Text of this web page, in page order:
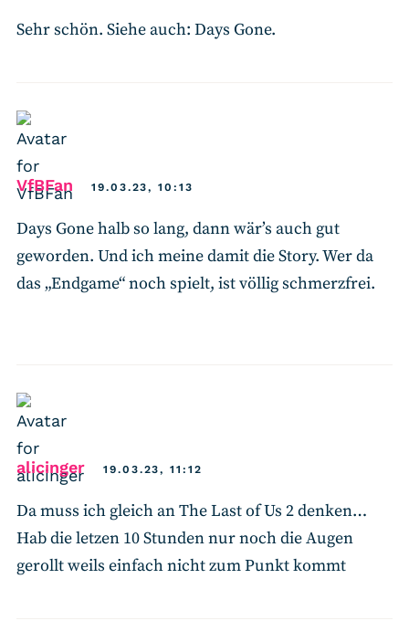
Sehr schön. Siehe auch: Days Gone.
VfBFan says:
19.03.23, 10:13
Days Gone halb so lang, dann wär’s auch gut
geworden. Und ich meine damit die Story. Wer da
das „Endgame“ noch spielt, ist völlig schmerzfrei.
alicingersays:19.03.23, 11:12
Da muss ich gleich an The Last of Us 2 denken…
Hab die letzen 10 Stunden nur noch die Augen
gerollt weils einfach nicht zum Punkt kommt